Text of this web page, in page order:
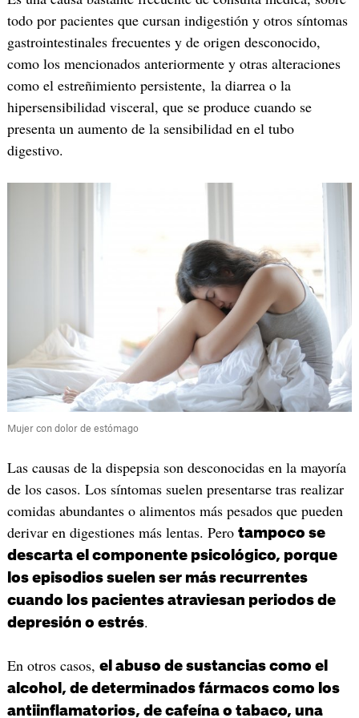
todo por pacientes que cursan indigestión y otros síntomas
gastrointestinales frecuentes y de origen desconocido,
como los mencionados anteriormente y otras alteraciones
como el estreñimiento persistente, la diarrea o la
hipersensibilidad visceral, que se produce cuando se
presenta un aumento de la sensibilidad en el tubo
digestivo.
Mujer con dolor de estómago
Las causas de la dispepsia son desconocidas en la mayoría
de los casos. Los síntomas suelen presentarse tras realizar
comidas abundantes o alimentos más pesados que pueden
derivar en digestiones más lentas. Pero tampoco se
descarta el componente psicológico, porque
los episodios suelen ser más recurrentes
cuando los pacientes atraviesan periodos de
depresión o estrés.
En otros casos, el abuso de sustancias como el
alcohol, de determinados fármacos como los
antiinflamatorios, de cafeína o tabaco, una